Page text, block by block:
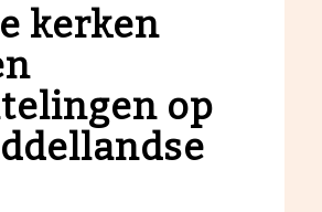
kerken
op